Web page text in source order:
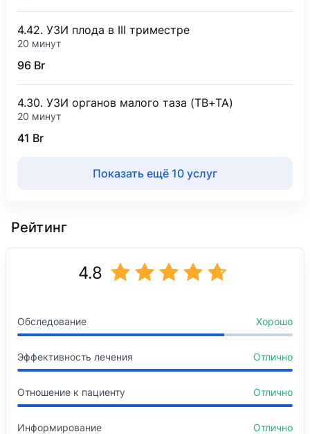
4.42. УЗИ плода в III триместре
20 минут
96 Br
4.30. УЗИ органов малого таза (ТВ+ТА)
20 минут
41 Br
Показать ещё 10 услуг
Рейтинг
4.8
Обследование Хорошо
Эффективность лечения Отлично
Отношение к пациенту Отлично
Информирование Отлично